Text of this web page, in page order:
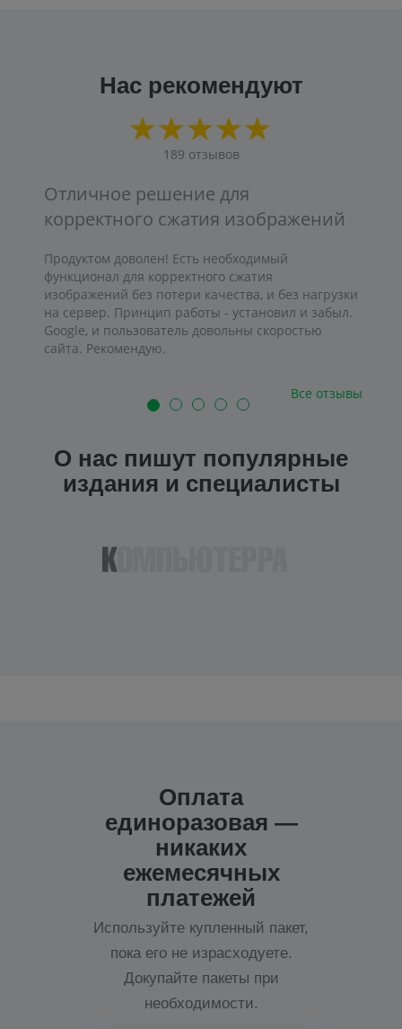
Нас рекомендуют
189 отзывов
Отличное решение для
корректного сжатия изображений
Продуктом доволен! Есть необходимый
функционал для корректного сжатия
изображений без потери качества, и без нагрузки
на сервер. Принцип работы - установил и забыл.
Google, и пользователь довольны скоростью
сайта. Рекомендую.
Все отзывы
О нас пишут популярные
издания и специалисты
Оплата
единоразовая —
никаких
ежемесячных
платежей
Используйте купленный пакет,
пока его не израсходуете.
Докупайте пакеты при
необходимости.